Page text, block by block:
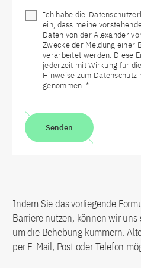
Ich habe die
ein, dass meine
Daten von der Alexander
Zwecke der Meldung einer
verarbeitet werden. Diese
jederzeit mit Wirkung für
Hinweise zum Datenschutz
genommen.*
Senden
Indem Sie das vorliegende
Barriere nutzen, können wir
um die Behebung kümmern.
per E-Mail, Post oder Telefon